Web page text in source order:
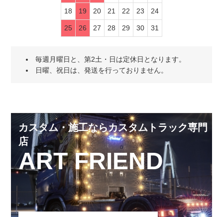
18 19 20 21 22 23 24
25 26 27 28 29 30 31
毎週月曜日と、第2土・日は定休日となります。
日曜、祝日は、発送を行っておりません。
カスタム・施工ならカスタムトラック専門
店
ART FRIEND